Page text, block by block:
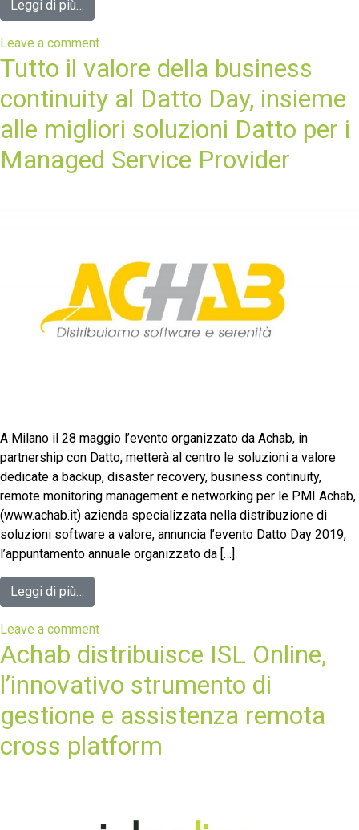
Leggi di più…
Leave a comment
Tutto il valore della business
continuity al Datto Day, insieme
alle migliori soluzioni Datto per i
Managed Service Provider
A Milano il 28 maggio l’evento organizzato da Achab, in
partnership con Datto, metterà al centro le soluzioni a valore
dedicate a backup, disaster recovery, business continuity,
remote monitoring management e networking per le PMI Achab,
(www.achab.it) azienda specializzata nella distribuzione di
soluzioni software a valore, annuncia l’evento Datto Day 2019,
l’appuntamento annuale organizzato da […]
Leggi di più…
Leave a comment
Achab distribuisce ISL Online,
l’innovativo strumento di
gestione e assistenza remota
cross platform